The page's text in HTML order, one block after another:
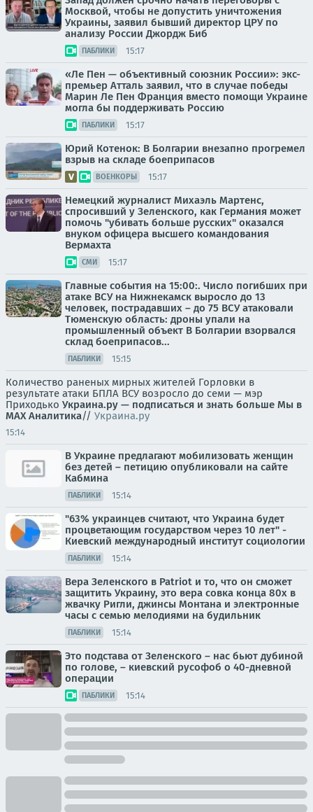
Москвой, чтобы не допустить уничтожения
Украины, заявил бывший директор ЦРУ по
анализу России Джордж Биб
ПАБЛИКИ 15:17
«Ле Пен — объективный союзник России»: экс-
премьер Атталь заявил, что в случае победы
Марин Ле Пен Франция вместо помощи Украине
могла бы поддерживать Россию
ПАБЛИКИ 15:17
Юрий Котенок: В Болгарии внезапно прогремел
взрыв на складе боеприпасов
ВОЕНКОРЫ 15:17
Немецкий журналист Михаэль Мартенс,
спросивший у Зеленского, как Германия может
помочь "убивать больше русских" оказался
внуком офицера высшего командования
Вермахта
СМИ 15:17
Главные события на 15:00:. Число погибших при
атаке ВСУ на Нижнекамск выросло до 13
человек, пострадавших – до 75 ВСУ атаковали
Тюменскую область: дроны упали на
промышленный объект В Болгарии взорвался
склад боеприпасов...
ПАБЛИКИ 15:15
Количество раненых мирных жителей Горловки в
результате атаки БПЛА ВСУ возросло до семи — мэр
Приходько Украина.ру — подписаться и знать больше Мы в
MAX Аналитика// Украина.ру
15:14
В Украине предлагают мобилизовать женщин
без детей – петицию опубликовали на сайте
Кабмина
ПАБЛИКИ 15:14
"63% украинцев считают, что Украина будет
процветающим государством через 10 лет" -
Киевский международный институт социологии
ПАБЛИКИ 15:14
Вера Зеленского в Patriot и то, что он сможет
защитить Украину, это вера совка конца 80х в
жвачку Ригли, джинсы Монтана и электронные
часы с семью мелодиями на будильник
ПАБЛИКИ 15:14
Это подстава от Зеленского – нас бьют дубиной
по голове, – киевский русофоб о 40-дневной
операции
ПАБЛИКИ 15:14